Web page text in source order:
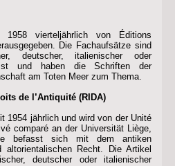
vierteljährlich von Éditions
Die Fachaufsätze sind
deutscher, italienischer oder
und haben die Schriften der
am Toten Meer zum Thema.
de l’Antiquité (RIDA)
1954 jährlich und wird von der Unité
comparé an der Universität Liège,
befasst sich mit dem antiken
altorientalischen Recht. Die Artikel
deutscher oder italienischer